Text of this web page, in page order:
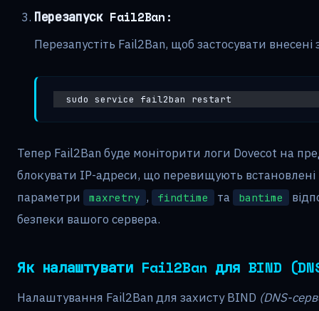
Перезапуск Fail2Ban:
Перезапустіть Fail2Ban, щоб застосувати внесені
sudo service fail2ban restart
Тепер Fail2Ban буде моніторити логи Dovecot на
блокувати IP-адреси, що перевищують
параметри
maxretry , findtime та bantime
безпеки вашого сервера.
Як налаштувати Fail2Ban для BIND
Налаштування Fail2Ban для захисту BIND (DNS-